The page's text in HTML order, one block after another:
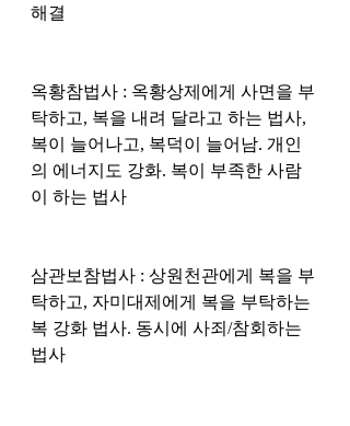
해결
옥황참법사 : 옥황상제에게 사면을 부
탁하고, 복을 내려 달라고 하는 법사,
복이 늘어나고, 복덕이 늘어남. 개인
의 에너지도 강화. 복이 부족한 사람
이 하는 법사
삼관보참법사 : 상원천관에게 복을 부
탁하고, 자미대제에게 복을 부탁하는
복 강화 법사. 동시에 사죄/참회하는
법사